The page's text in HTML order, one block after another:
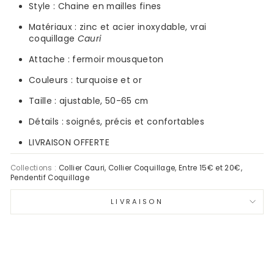
Style : Chaine en mailles fines
Matériaux : zinc et acier inoxydable, vrai
coquillage Cauri
Attache : fermoir mousqueton
Couleurs : turquoise et or
Taille : ajustable, 50-65 cm
Détails : soignés, précis et confortables
LIVRAISON OFFERTE
Collections : Collier Cauri,Collier Coquillage, Entre 15€ et 20€,
Pendentif Coquillage
LIVRAISON